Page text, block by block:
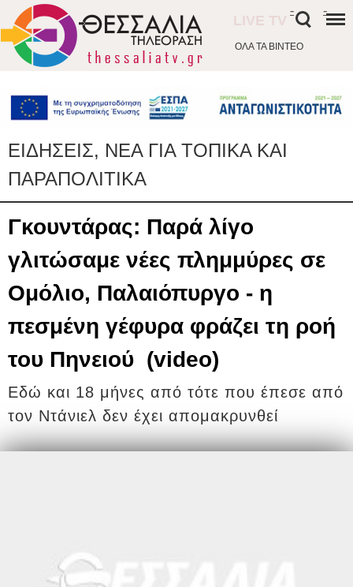
ΟΛΑ ΤΑ ΒΙΝΤΕΟ
- -
ΕΙΔΗΣΕΙΣ, ΝΕΑ ΓΙΑ ΤΟΠΙΚΑ ΚΑΙ
ΠΑΡΑΠΟΛΙΤΙΚΑ
Γκουντάρας: Παρά λίγο
γλιτώσαμε νέες πλημμύρες σε
Ομόλιο, Παλαιόπυργο - η
πεσμένη γέφυρα φράζει τη ροή
του Πηνειού (video)
Εδώ και 18 μήνες από τότε που έπεσε από
τον Ντάνιελ δεν έχει απομακρυνθεί